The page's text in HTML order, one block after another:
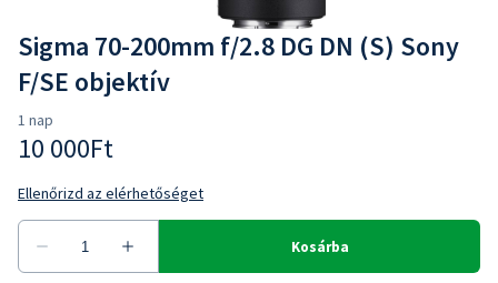
Sigma 70-200mm f/2.8 DG DN (S) Sony
F/SE objektív